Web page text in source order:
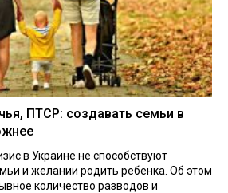
ПТСР: создавать семьи в
в Украине не способствуют
и желании родить ребенка. Об этом
количество разводов и